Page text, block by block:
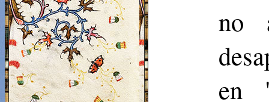
no
en